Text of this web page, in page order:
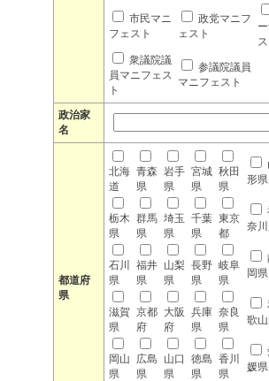
市民マニ
フェスト
政党マニフ
ェスト
衆議院議
員マニフェス
ト
参議院議員
マニフェスト
政治家
名
都道府
県
北海
道
青森
県
岩手
県
宮城
県
秋田
県
形県
栃木
県
群馬
県
埼玉
県
千葉
県
東京
都
奈
石川
県
福井
県
山梨
県
長野
県
岐阜
県
岡県
滋賀
県
京都
府
大阪
府
兵庫
県
奈良
県
歌
岡山
県
広島
県
山口
県
徳島
県
香川
県
媛県